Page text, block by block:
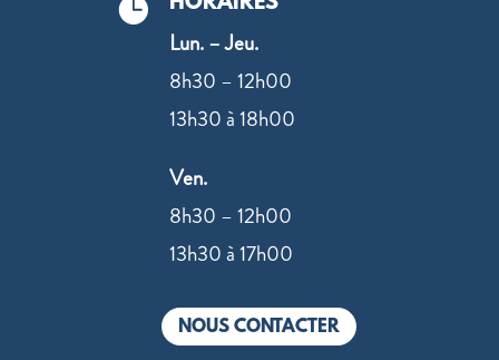

Lun. – Jeu.
8h30 – 12h00
13h30 à 18h00
Ven.
8h30 – 12h00
13h30 à 17h00
NOUS CONTACTER